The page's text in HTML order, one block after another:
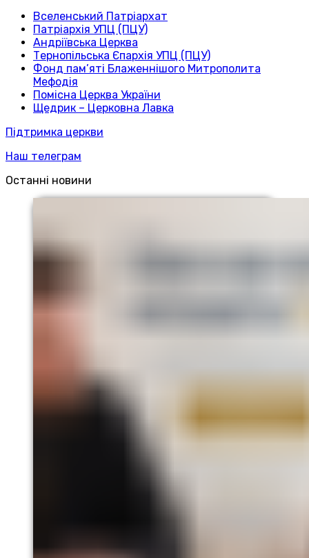
Вселенський Патріархат
Патріархія УПЦ (ПЦУ)
Андріївська Церква
Тернопільська Єпархія УПЦ (ПЦУ)
Фонд пам’яті Блаженнішого Митрополита
Мефодія
Помісна Церква України
Щедрик – Церковна Лавка
Підтримка церкви
Наш телеграм
Останні новини